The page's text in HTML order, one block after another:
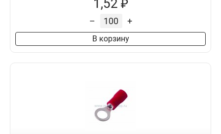
1,52 ₽
– +
В корзину